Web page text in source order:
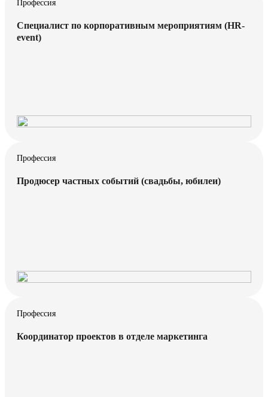
Профессия
Специалист по корпоративным мероприятиям (HR-
event)
Профессия
Продюсер частных событий (свадьбы, юбилеи)
Профессия
Координатор проектов в отделе маркетинга